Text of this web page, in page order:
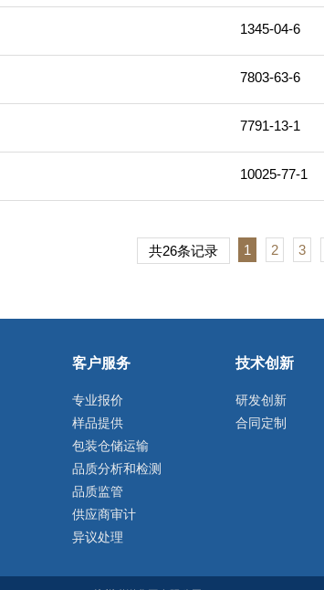
1345-04-6
7803-63-6
7791-13-1
10025-77-1
共26条记录 1 2 3
客户服务
专业报价
样品提供
包装仓储运输
品质分析和检测
品质监管
供应商审计
异议处理
技术创新
研发创新
合同定制